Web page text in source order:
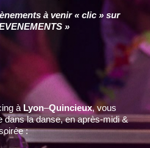
à venir « clic » sur
»
àLyon–Quincieux, vous
dans la danse, en après-midi &
: